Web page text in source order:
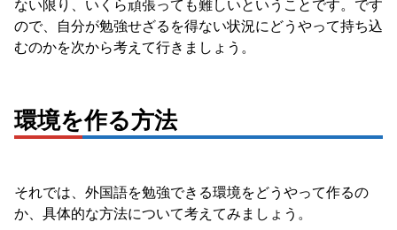
ない限り、いくら頑張っても難しいということです。です
ので、自分が勉強せざるを得ない状況にどうやって持ち込
むのかを次から考えて行きましょう。
環境を作る方法
それでは、外国語を勉強できる環境をどうやって作るの
か、具体的な方法について考えてみましょう。